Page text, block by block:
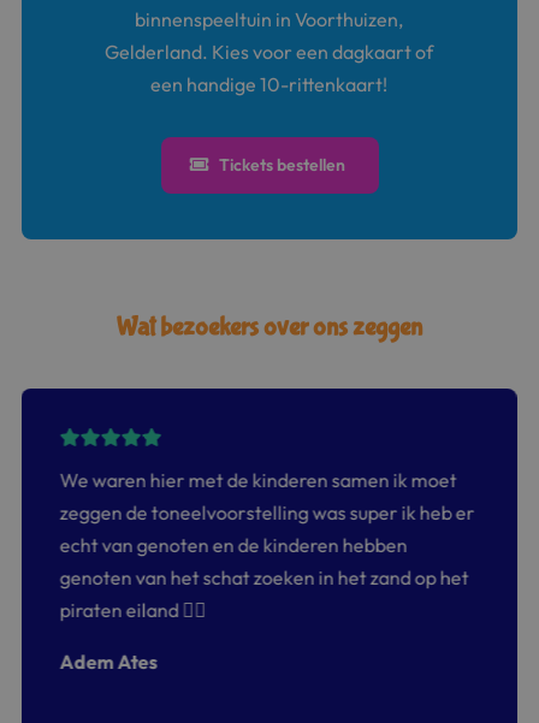
binnenspeeltuin in Voorthuizen,
Gelderland. Kies voor een dagkaart of
een handige 10-rittenkaart!
Tickets bestellen
Wat bezoekers over ons zeggen
We waren hier met de kinderen samen ik moet
zeggen de toneelvoorstelling was super ik heb er
echt van genoten en de kinderen hebben
genoten van het schat zoeken in het zand op het
piraten eiland 👍🏻
Adem Ates